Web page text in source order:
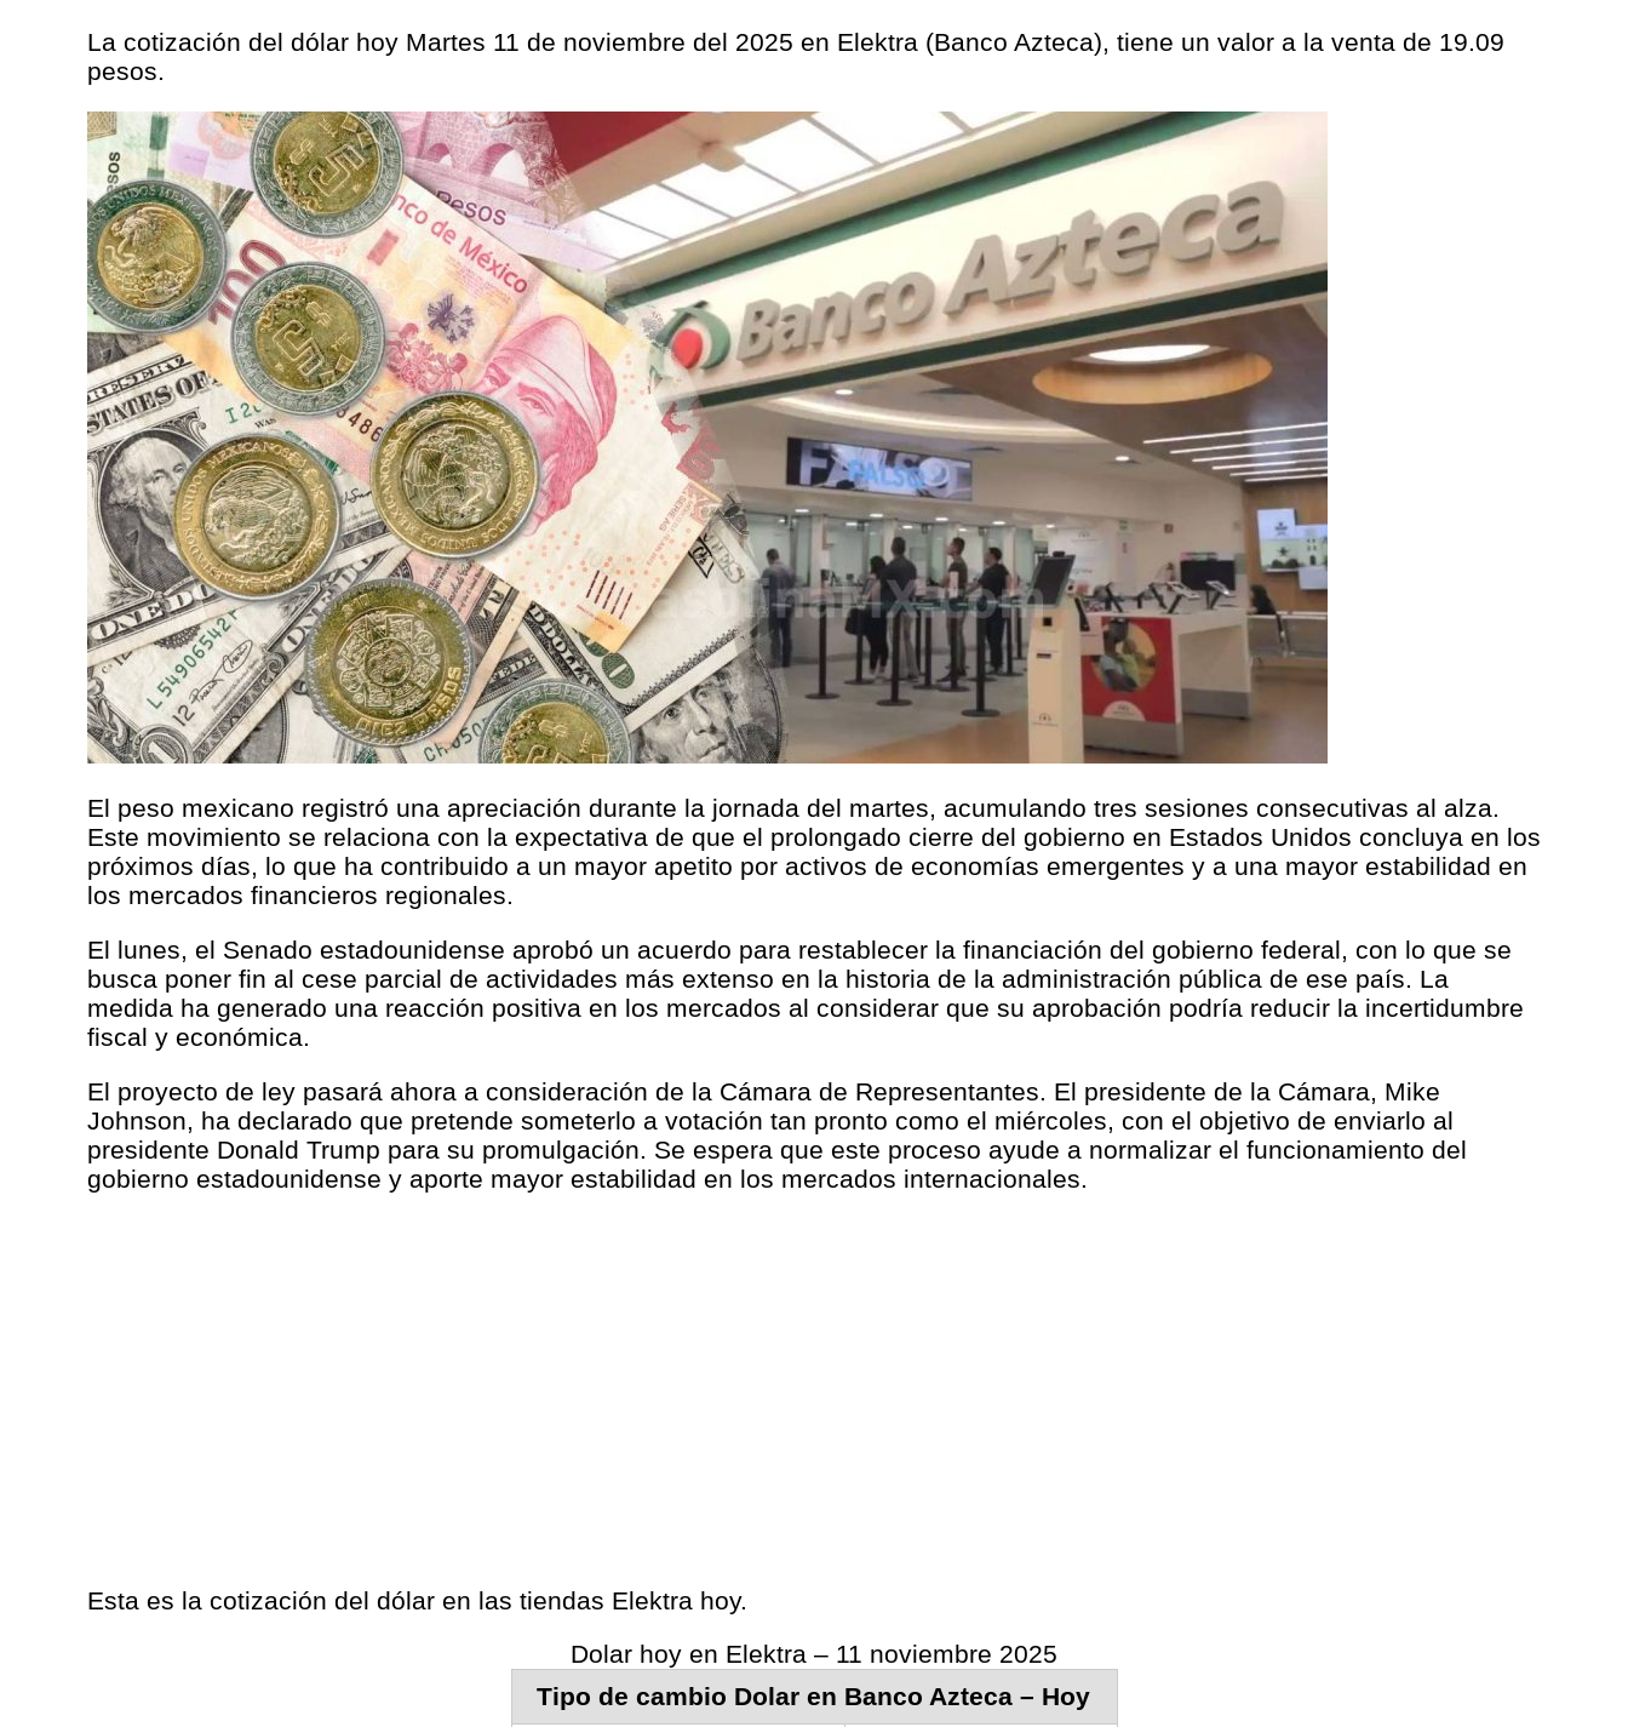
La cotización del dólar hoy Martes 11 de noviembre del 2025 en Elektra (Banco Azteca), tiene un valor a la venta de 19.09
pesos.
El peso mexicano registró una apreciación durante la jornada del martes, acumulando tres sesiones consecutivas al alza.
Este movimiento se relaciona con la expectativa de que el prolongado cierre del gobierno en Estados Unidos concluya en los
próximos días, lo que ha contribuido a un mayor apetito por activos de economías emergentes y a una mayor estabilidad en
los mercados financieros regionales.
El lunes, el Senado estadounidense aprobó un acuerdo para restablecer la financiación del gobierno federal, con lo que se
busca poner fin al cese parcial de actividades más extenso en la historia de la administración pública de ese país. La
medida ha generado una reacción positiva en los mercados al considerar que su aprobación podría reducir la incertidumbre
fiscal y económica.
El proyecto de ley pasará ahora a consideración de la Cámara de Representantes. El presidente de la Cámara, Mike
Johnson, ha declarado que pretende someterlo a votación tan pronto como el miércoles, con el objetivo de enviarlo al
presidente Donald Trump para su promulgación. Se espera que este proceso ayude a normalizar el funcionamiento del
gobierno estadounidense y aporte mayor estabilidad en los mercados internacionales.
Esta es la cotización del dólar en las tiendas Elektra hoy.
Dolar hoy en Elektra – 11 noviembre 2025
Tipo de cambio Dolar en Banco Azteca – Hoy